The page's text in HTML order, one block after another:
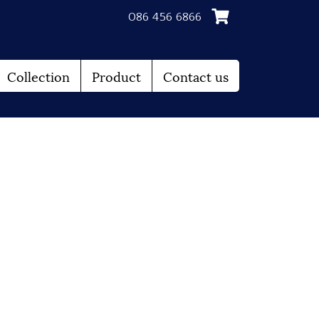
086 456 6866
Collection Product Contact us